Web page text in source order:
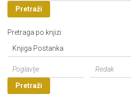
Pretraži
Pretraga po knjizi:
Knjiga Postanka
Pretraži